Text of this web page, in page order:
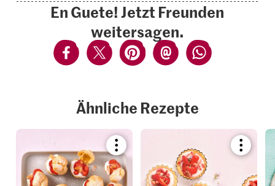
En Guete! Jetzt Freunden
weitersagen.
Ähnliche Rezepte
Bookmark
recipe
or
add
recipe
add